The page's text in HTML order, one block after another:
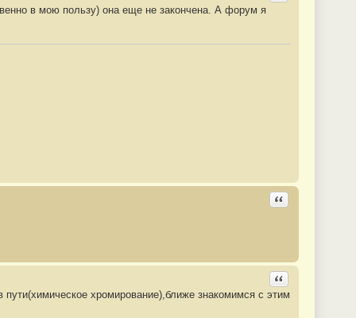
в мою пользу) она еще не закончена. А форум я
Ответить с
Ответить с
хромирование),ближе знакомимся с этим